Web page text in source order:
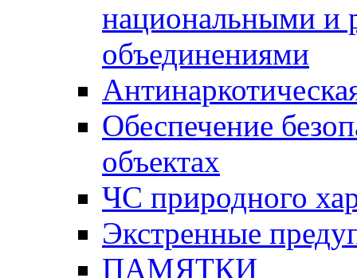
национальными и
объединениями
Обеспечение
объектах
ЧС природного
Экстренные
ПАМЯТКИ